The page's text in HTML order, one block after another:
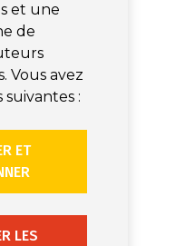
et une
de
Vous avez
suivantes :
ET
LES